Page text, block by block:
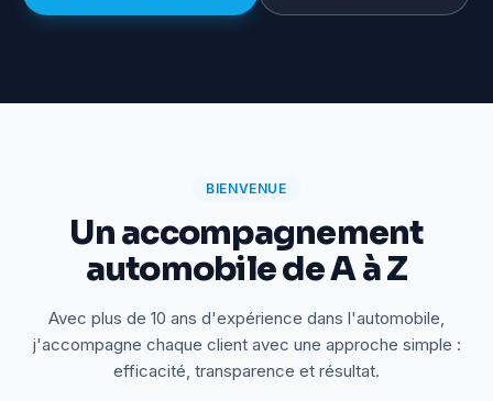
BIENVENUE
Un accompagnement
automobile de A à Z
Avec plus de 10 ans d'expérience dans l'automobile,
j'accompagne chaque client avec une approche simple :
efficacité, transparence et résultat.